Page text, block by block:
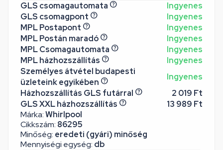
Márka:Whirlpool
Cikkszám: 86295
Minőség: eredeti (gyári) minőség
Mennyiségi egység: db
GLS csomagautomata
Ingyenes
GLS csomagpont
Ingyenes
MPL Postapont
Ingyenes
MPL Postán maradó
Ingyenes
MPL Csomagautomata
Ingyenes
MPL házhozszállítás
Ingyenes
Személyes átvétel budapesti
üzleteink egyikében
Ingyenes
Házhozszállítás GLS futárral
2 019 Ft
GLS XXL házhozszállítás
13 989 Ft